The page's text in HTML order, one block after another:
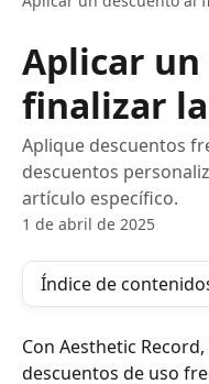
Aplicar
finalizar
Aplique descuentos
descuentos
artículo específico.
1 de abril de 2025
Índice de
Con Aesthetic
descuentos de uso